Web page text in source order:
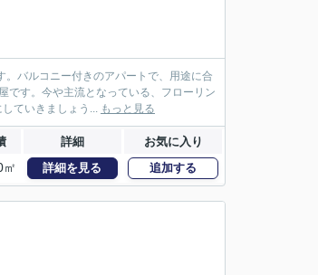
バルコニー付きのアパートで、用途に合
です。今や主流となっている、フローリン
ていきましょう... もっと見る
詳細 お気に入り
㎡ 詳細を見る 追加する